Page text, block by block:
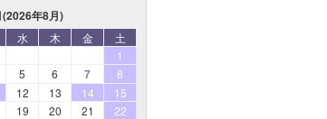
(2026年8月)
水 木 金
土
1
5 6 7
8
12 13 14
15
19 20 21
22